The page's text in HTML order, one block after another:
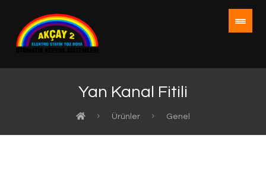
Yan Kanal Fitili
Ürünler Genel